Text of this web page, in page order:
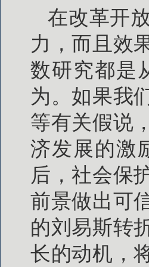
在改革开
力，而且效
数研究都是
为。如果我
等有关假说
济发展的激
后，社会保
前景做出可
的刘易斯转
长的动机，